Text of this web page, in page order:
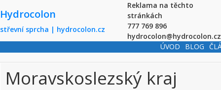
Hydrocolon
střevní sprcha | hydrocolon.cz
Reklama na těchto
stránkách
777 769 896
hydrocolon@hydrocolon.cz
ÚVOD
BLOG
Moravskoslezský kraj